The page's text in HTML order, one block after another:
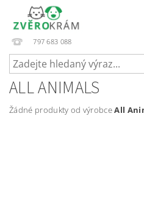
797 683 088
ALL ANIMALS
Žádné produkty od výrobceAll